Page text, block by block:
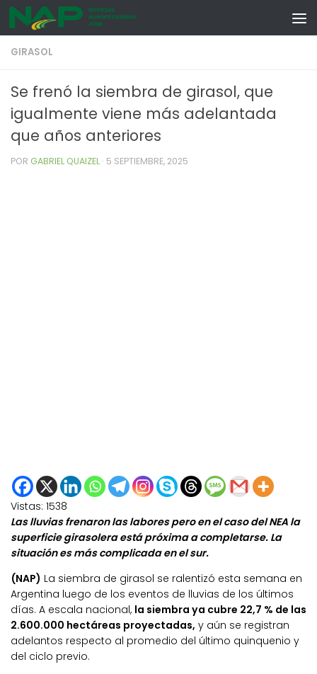
Skip to content
GIRASOL
Se frenó la siembra de girasol, que
igualmente viene más adelantada
que años anteriores
POR GABRIEL QUAIZEL · 5 SEPTIEMBRE, 2025
Vistas: 1538
Las lluvias frenaron las labores pero en el caso del NEA la
superficie girasolera está próxima a completarse. La
situación es más complicada en el sur.
(NAP) La siembra de girasol se ralentizó esta semana en
Argentina luego de los eventos de lluvias de los últimos
días. A escala nacional, la siembra ya cubre 22,7 % de las
2.600.000 hectáreas proyectadas, y aún se registran
adelantos respecto al promedio del último quinquenio y
del ciclo previo.